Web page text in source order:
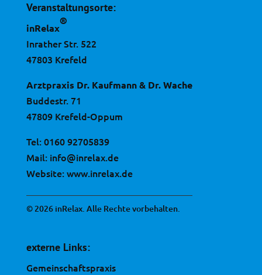
Veranstaltungsorte:
inRelax
®
Inrather Str. 522
47803 Krefeld
Arztpraxis Dr. Kaufmann & Dr. Wache
Buddestr. 71
47809 Krefeld-Oppum
Tel:0160 92705839
Mail: info@inrelax.de
Website:www.inrelax.de
© 2026 inRelax. Alle Rechte vorbehalten.
externe Links:
Gemeinschaftspraxis